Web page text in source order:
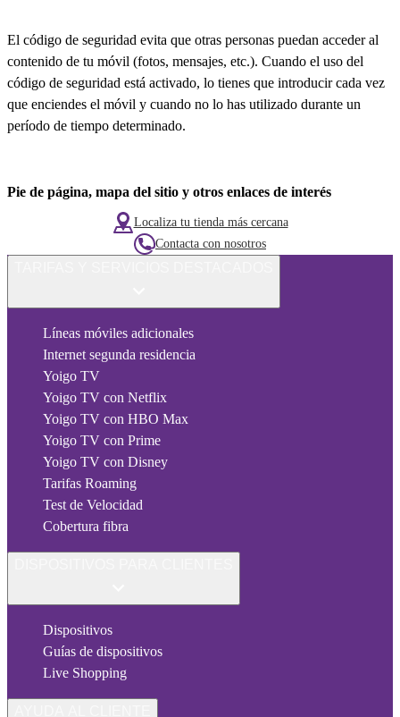
El código de seguridad evita que otras personas puedan acceder al
contenido de tu móvil (fotos, mensajes, etc.). Cuando el uso del
código de seguridad está activado, lo tienes que introducir cada vez
que enciendes el móvil y cuando no lo has utilizado durante un
período de tiempo determinado.
Pie de página, mapa del sitio y otros enlaces de interés
Localiza tu tienda más cercana
Contacta con nosotros
Líneas móviles adicionales
Internet segunda residencia
Yoigo TV
Yoigo TV con Netflix
Yoigo TV con HBO Max
Yoigo TV con Prime
Yoigo TV con Disney
Tarifas Roaming
Test de Velocidad
Cobertura fibra
Dispositivos
Guías de dispositivos
Live Shopping